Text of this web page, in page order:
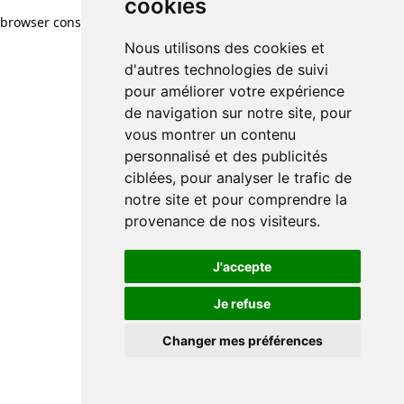
cookies
Nous utilisons des cookies et
d'autres technologies de suivi
pour améliorer votre expérience
de navigation sur notre site, pour
vous montrer un contenu
personnalisé et des publicités
ciblées, pour analyser le trafic de
notre site et pour comprendre la
provenance de nos visiteurs.
J'accepte
Je refuse
Changer mes préférences
browser console for more information)